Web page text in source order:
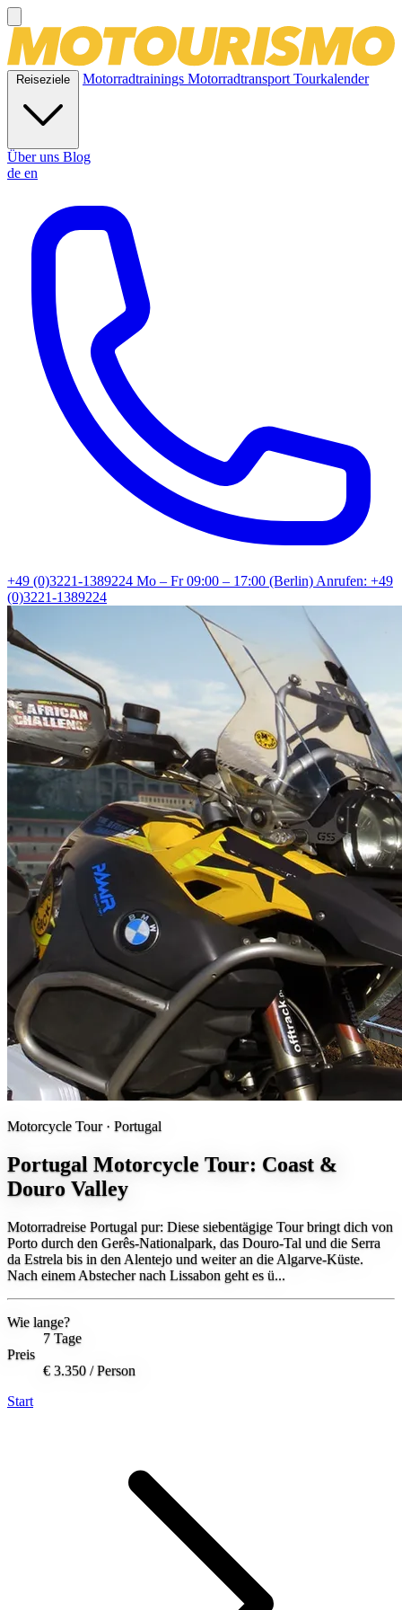
Reiseziele Motorradtrainings MotorradtransportTourkalender
Über uns Blog
de en
+49 (0)3221-1389224 Mo – Fr 09:00 – 17:00 (Berlin)Anrufen: +49
(0)3221-1389224
Motorcycle Tour · Portugal
Portugal Motorcycle Tour: Coast &
Douro Valley
Motorradreise Portugal pur: Diese siebentägige Tour bringt dich von
Porto durch den Gerês-Nationalpark, das Douro-Tal und die Serra
da Estrela bis in den Alentejo und weiter an die Algarve-Küste.
Nach einem Abstecher nach Lissabon geht es ü...
Wie lange?
7 Tage
Preis
€ 3.350 / Person
Start